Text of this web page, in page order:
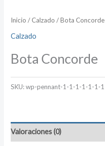
Inicio / Calzado / Bota Concorde
Calzado
Bota Concorde
SKU:wp-pennant-1-1-1-1-1-1-1
Valoraciones (0)